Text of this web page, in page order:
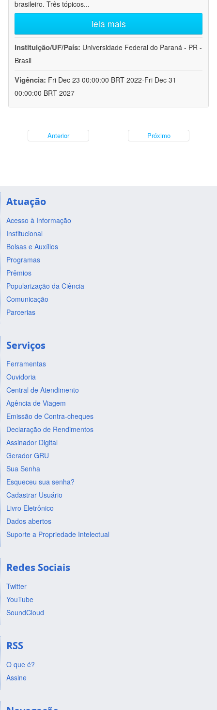
brasileiro. Três tópicos...
leia mais
Instituição/UF/País: Universidade Federal do Paraná - PR -
Brasil
Vigência: Fri Dec 23 00:00:00 BRT 2022-Fri Dec 31
00:00:00 BRT 2027
Anterior Próximo
Atuação
Acesso à Informação
Institucional
Bolsas e Auxílios
Programas
Prêmios
Popularização da Ciência
Comunicação
Parcerias
Serviços
Ferramentas
Ouvidoria
Central de Atendimento
Agência de Viagem
Emissão de Contra-cheques
Declaração de Rendimentos
Assinador Digital
Gerador GRU
Sua Senha
Esqueceu sua senha?
Cadastrar Usuário
Livro Eletrônico
Dados abertos
Suporte a Propriedade Intelectual
Redes Sociais
Twitter
YouTube
SoundCloud
RSS
O que é?
Assine